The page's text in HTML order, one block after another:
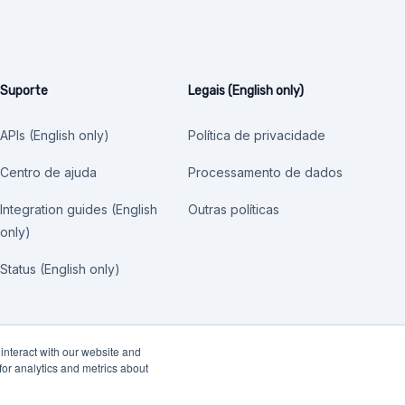
with our website and
analytics and metrics about
Suporte
APIs (English only)
Centro de ajuda
Integration guides (English
only)
Status (English only)
Legais (English only)
Política de privacidade
Processamento de dados
Outras políticas